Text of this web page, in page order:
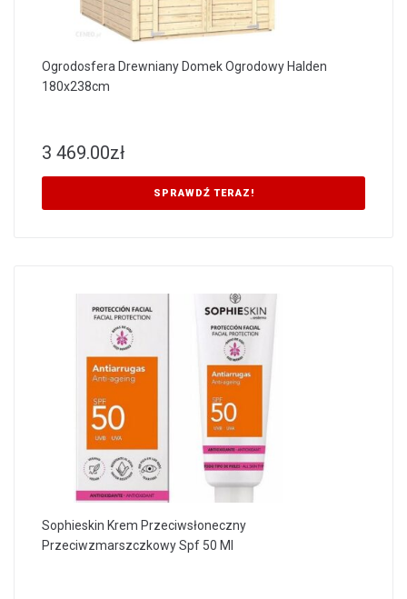
Ogrodosfera Drewniany Domek Ogrodowy Halden
180x238cm
3 469.00zł
SPRAWDŹ TERAZ!
Sophieskin Krem Przeciwsłoneczny
Przeciwzmarszczkowy Spf 50 Ml